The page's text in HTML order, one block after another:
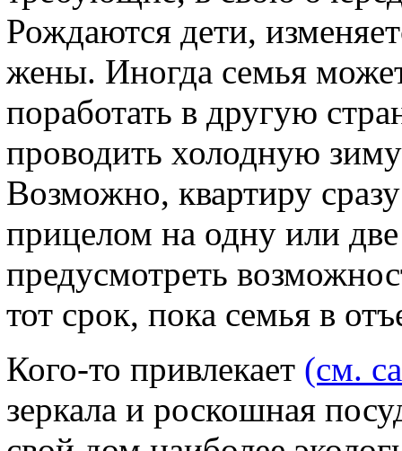
Рождаются дети,
жены. Иногда семья
поработать в другую
проводить холодную
Возможно, квартиру
прицелом на одну или
предусмотреть
тот срок, пока семья в
Кого-то привлекает (см.
зеркала и роскошная